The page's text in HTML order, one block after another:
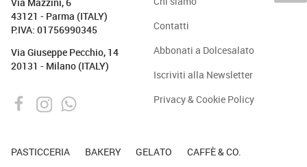
43121 - Parma (ITALY)
P.IVA: 01756990345
Via Giuseppe Pecchio, 14
20131 - Milano (ITALY)
Contatti
Abbonati a Dolcesalato
Iscriviti alla Newsletter
Privacy & Cookie Policy
PASTICCERIA BAKERY GELATO CAFFÈ & CO.